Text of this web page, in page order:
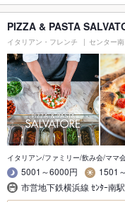
PIZZA & PASTA
イタリアン・フレンチ センター南
イタリアン/ファミリー/飲み会/ママ
5001～6000円
1501
市営地下鉄横浜線 ｾﾝﾀｰ南